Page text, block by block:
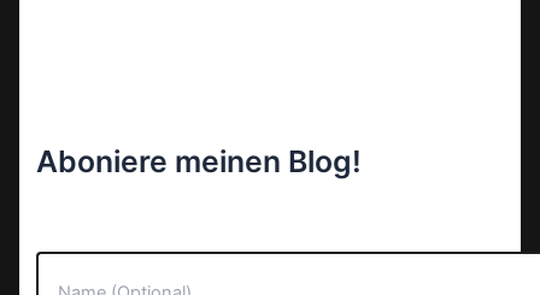
Aboniere meinen Blog!